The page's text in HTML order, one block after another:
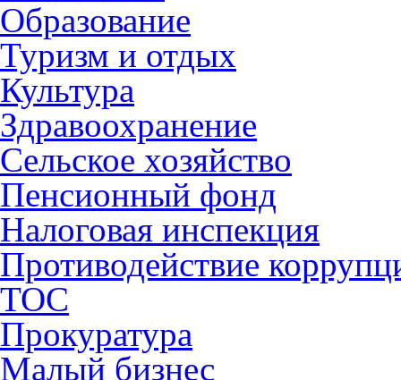
Образование
Туризм и отдых
Культура
Здравоохранение
Сельское хозяйство
Пенсионный фонд
Налоговая инспекция
Противодействие
ТОС
Прокуратура
Малый бизнес